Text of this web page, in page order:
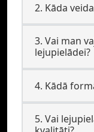
2. Kāda
3. Vai man
lejupielādei?
4. Kādā
5. Vai